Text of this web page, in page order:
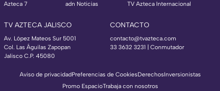
Azteca 7
adn Noticias
TV Azteca Internacional
TV AZTECA JALISCO
Av. López Mateos Sur 5001
Col. Las Águilas Zapopan
Jalisco C.P. 45080
CONTACTO
contacto@tvazteca.com
33 3632 3231 | Conmutador
Aviso de privacidadPreferencias de CookiesDerechosInversionistas
Promo EspacioTrabaja con nosotros